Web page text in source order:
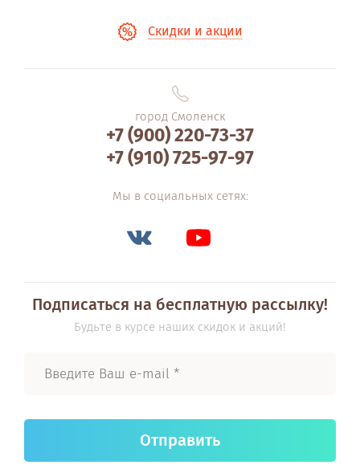
Скидки и акции
город Смоленск
+7 (900) 220-73-37
+7 (910) 725-97-97
Мы в социальных сетях:
Подписаться на бесплатную рассылку!
Будьте в курсе наших скидок и акций!
Отправить